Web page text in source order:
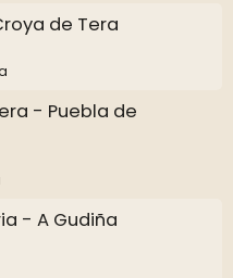
de Tera
- Puebla de
- A Gudiña